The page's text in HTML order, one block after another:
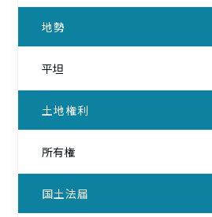
地勢
平坦
土地権利
所有権
国土法届